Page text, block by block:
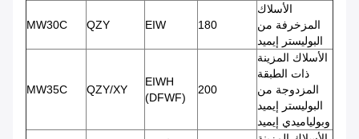
الأسلاك
المزخرفة من
البوليستر إيميد
180
EIW
QZY
MW30C
الأسلاك المزينة
ذات الطبقة
المزدوجة من
البوليستر إيميد
وبولياميدي إيميد
200
EIWH
(DFWF)
QZY/XY
MW35C